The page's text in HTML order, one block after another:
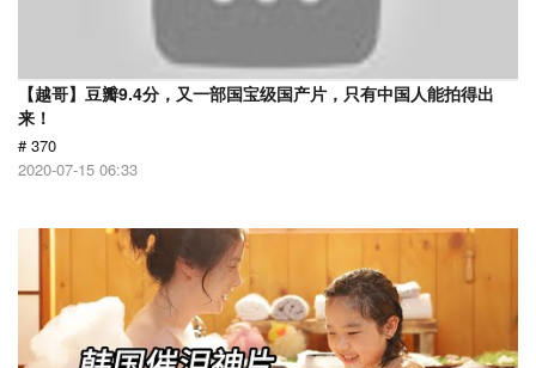
【越哥】豆瓣9.4分，又一部国宝级国产片，只有中国人能拍得出
来！
# 370
2020-07-15 06:33